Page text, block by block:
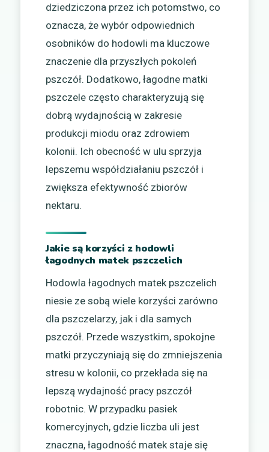
dziedziczona przez ich potomstwo, co
oznacza, że wybór odpowiednich
osobników do hodowli ma kluczowe
znaczenie dla przyszłych pokoleń
pszczół. Dodatkowo, łagodne matki
pszczele często charakteryzują się
dobrą wydajnością w zakresie
produkcji miodu oraz zdrowiem
kolonii. Ich obecność w ulu sprzyja
lepszemu współdziałaniu pszczół i
zwiększa efektywność zbiorów
nektaru.
Jakie są korzyści z hodowli
łagodnych matek pszczelich
Hodowla łagodnych matek pszczelich
niesie ze sobą wiele korzyści zarówno
dla pszczelarzy, jak i dla samych
pszczół. Przede wszystkim, spokojne
matki przyczyniają się do zmniejszenia
stresu w kolonii, co przekłada się na
lepszą wydajność pracy pszczół
robotnic. W przypadku pasiek
komercyjnych, gdzie liczba uli jest
znaczna, łagodność matek staje się